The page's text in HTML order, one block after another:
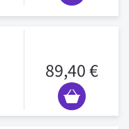
89,40 €